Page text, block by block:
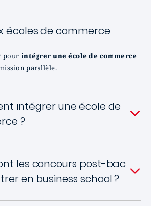
écoles de commerce
pour intégrer une école de commerce
parallèle.
intégrer une école de
?
les concours post-bac
en business school ?